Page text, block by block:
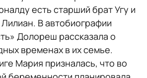
есть старший брат Угу и
В автобиографии
Долореш рассказала о
временах в их семье.
Мария призналась, что во